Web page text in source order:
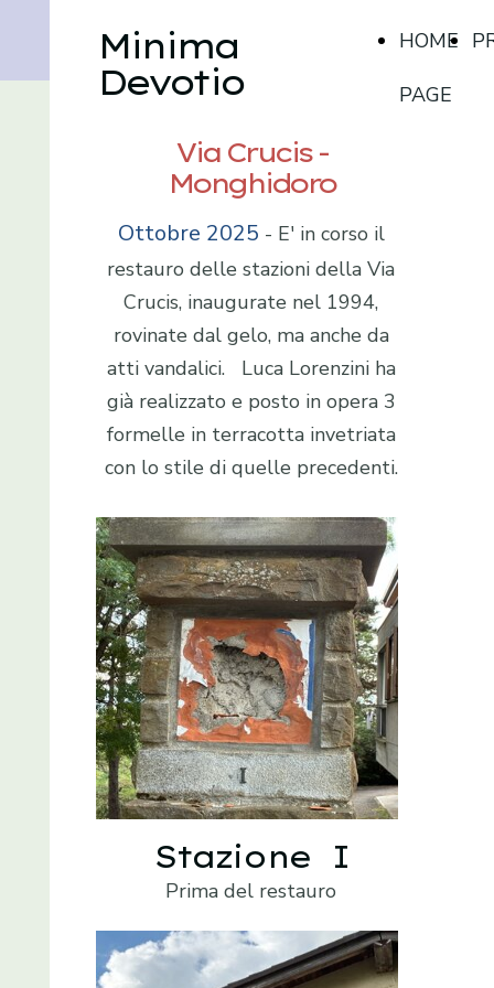
HOME
PAGE
Minima
Devotio
Via Crucis -
Monghidoro
Ottobre 2025 - E' in corso il
restauro delle stazioni della Via
Crucis, inaugurate nel 1994,
rovinate dal gelo, ma anche da
atti vandalici. Luca Lorenzini ha
già realizzato e posto in opera 3
formelle in terracotta invetriata
con lo stile di quelle precedenti.
Stazione I
Prima del restauro